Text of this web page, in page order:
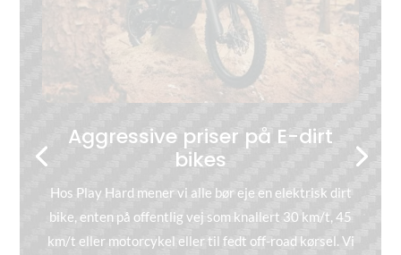
Aggressive priser på E-dirt
bikes
Hos Play Hard mener vi alle bør eje en elektrisk dirt
bike, enten på offentlig vej som knallert 30 km/t, 45
km/t eller motorcykel eller til fedt off-road kørsel. Vi